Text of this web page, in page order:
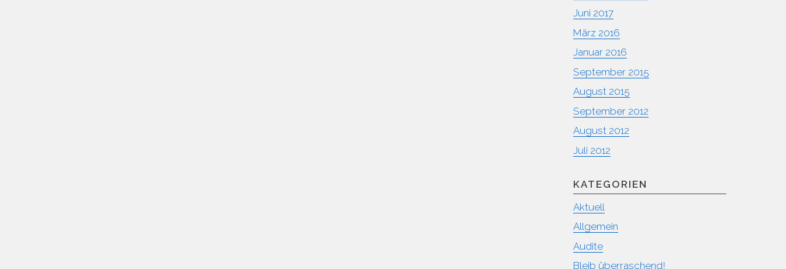
Juni 2017
März 2016
Januar 2016
September 2015
August 2015
September 2012
August 2012
Juli 2012
KATEGORIEN
Aktuell
Allgemein
Audite
Bleib überraschend!